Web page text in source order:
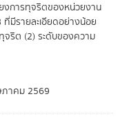
งการทุจริตของหน่วยงาน
มีรายละเอียดอย่างน้อย
จริต (2) ระดับของความ
าคม 2569